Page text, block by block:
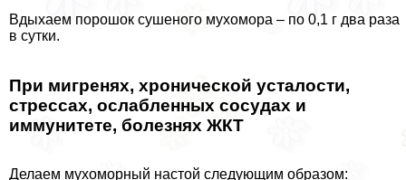
Вдыхаем порошок сушеного мухомора – по 0,1 г два раза
в сутки.
При мигренях, хронической усталости,
стрессах, ослабленных сосудах и
иммунитете, болезнях ЖКТ
Делаем мухоморный настой следующим образом: